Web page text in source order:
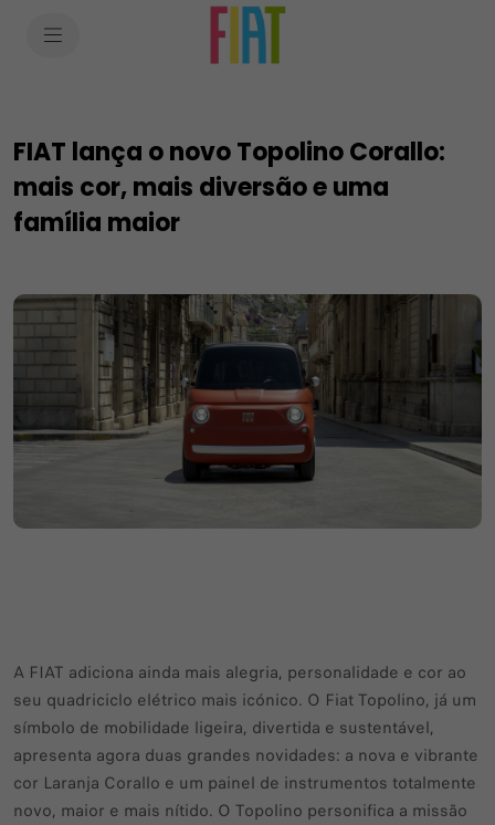
FIAT lança o novo Topolino Corallo:
mais cor, mais diversão e uma
família maior
A FIAT adiciona ainda mais alegria, personalidade e cor ao
seu quadriciclo elétrico mais icónico. O Fiat Topolino, já um
símbolo de mobilidade ligeira, divertida e sustentável,
apresenta agora duas grandes novidades: a nova e vibrante
cor Laranja Corallo e um painel de instrumentos totalmente
novo, maior e mais nítido. O Topolino personifica a missão